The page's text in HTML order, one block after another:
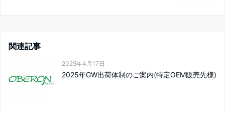
関連記事
2025年4月17日
2025年GW出荷体制のご案内(特定OEM販売先様)